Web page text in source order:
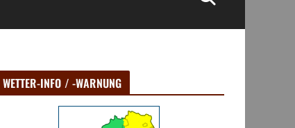
WETTER-INFO / -WARNUNG